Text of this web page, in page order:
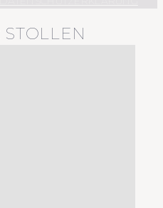
STOLLEN